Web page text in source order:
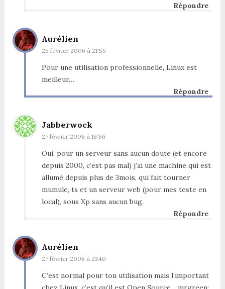
Répondre
Aurélien
25 février 2006 à 21:55
Pour une utilisation professionnelle, Linux est
meilleur…
Répondre
Jabberwock
27 février 2006 à 16:56
Oui, pour un serveur sans aucun doute (et encore
depuis 2000, c’est pas mal) j’ai une machine qui est
allumé depuis plus de 3mois, qui fait tourner
mumule, ts et un serveur web (pour mes teste en
local), sous Xp sans aucun bug.
Répondre
Aurélien
27 février 2006 à 21:40
C’est normal pour ton utilisation mais l’important